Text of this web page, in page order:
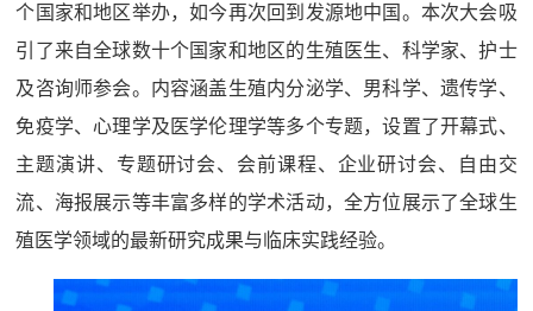
个国家和地区举办，如今再次回到发源地中国。本次大会吸
引了来自全球数十个国家和地区的生殖医生、科学家、护士
及咨询师参会。内容涵盖生殖内分泌学、男科学、遗传学、
免疫学、心理学及医学伦理学等多个专题，设置了开幕式、
主题演讲、专题研讨会、会前课程、企业研讨会、自由交
流、海报展示等丰富多样的学术活动，全方位展示了全球生
殖医学领域的最新研究成果与临床实践经验。